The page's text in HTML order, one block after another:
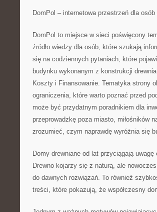
DomPol – internetowa przestrzeń dla
DomPol to miejsce w sieci poświęcony
źródło wiedzy dla osób, które szukają
się na codziennych pytaniach, które
budynku wykonanym z konstrukcji
Koszty i Finansowanie. Tematyka strony
ograniczenia, które warto poznać przed
może być przydatnym poradnikiem dla
przeprowadzkę poza miasto, miłośników
zrozumieć, czym naprawdę wyróżnia się
Domy drewniane od lat przyciągają
Drewno kojarzy się z naturą, ale
do dawnych rozwiązań. To również
treści, które pokazują, że współczesny